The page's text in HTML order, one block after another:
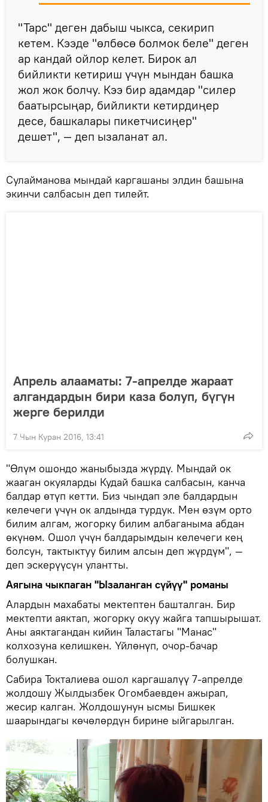
"Тарс" деген дабыш чыкса, секирип
кетем. Кээде "өлбөсө болмок беле" деген
ар кандай ойлор келет. Бирок ал
бийликти кетириш үчүн мындан башка
жол жок болчу. Кээ бир адамдар "силер
баатырсыңар, бийликти кетирдиңер
десе, башкалары пикетчисиңер"
дешет", — деп ызаланат ал.
Сулайманова мындай каргашаны элдин башына
экинчи салбасын деп тилейт.
Апрель алааматы: 7-апрелде жараат
алгандардын бири каза болуп, бүгүн
жерге берилди
7 Чын Куран 2016, 13:41
"Өлүм ошондо жаныбызда жүрдү. Мындай ок
жааган окуяларды Кудай башка салбасын, канча
балдар өтүп кетти. Биз чындап эле балдардын
келечеги үчүн ок алдында турдук. Мен өзүм орто
билим алгам, жогорку билим албаганыма абдан
өкүнөм. Ошол үчүн балдарымдын келечеги кең
болсун, тактыктуу билим алсын деп жүрдүм", —
деп эскерүүсүн улантты.
Аягына чыкпаган "Ызаланган сүйүү" романы
Алардын махабаты мектептен башталган. Бир
мектепти аяктап, жогорку окуу жайга тапшырышат.
Аны аяктагандан кийин Таластагы "Манас"
колхозуна келишкен. Үйлөнүп, очор-бачар
болушкан.
Сабира Токталиева ошол каргашалүү 7-апрелде
жолдошу Жылдызбек Огомбаевден ажырап,
жесир калган. Жолдошунун ысмы Бишкек
шаарындагы көчөлөрдүн бирине ыйгарылган.